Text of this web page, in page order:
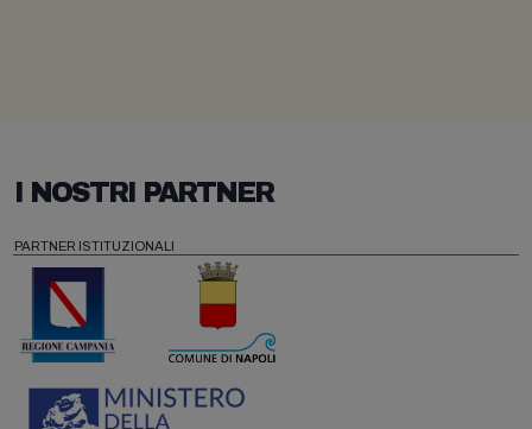
I NOSTRI PARTNER
PARTNER ISTITUZIONALI